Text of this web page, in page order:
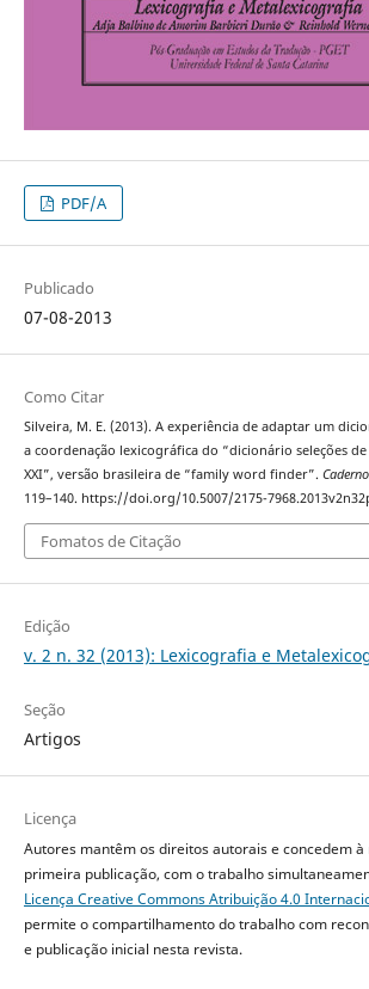
PDF/A
Publicado
07-08-2013
Como Citar
Silveira, M. E. (2013). A experiência de adaptar um
a coordenação lexicográfica do “dicionário seleções
XXI”, versão brasileira de “family word finder”.
119–140. https://doi.org/10.5007/2175-
Fomatos de Citação
Edição
v. 2 n. 32 (2013): Lexicografia e
Seção
Artigos
Licença
Autores mantêm os direitos autorais e concedem
primeira publicação, com o trabalho
Licença Creative Commons Atribuição 4.0
permite o compartilhamento do trabalho com
e publicação inicial nesta revista.